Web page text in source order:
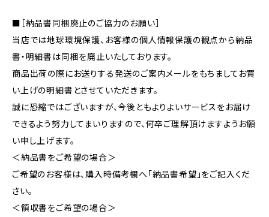
■［納品書同梱廃止のご協力のお願い］
当店では地球環境保護、お客様の個人情報保護の観点から納品
書・明細書は同梱を廃止いたしております。
商品出荷の際にお送りする発送のご案内メールをもちましてお買
い上げの明細書とさせていただきます。
誠に恐縮ではございますが、今後ともよりよいサービスをお届け
できるよう努力してまいりますので、何卒ご理解頂けますようお願
い申し上げます。
＜納品書をご希望の場合＞
ご希望のお客様は、購入時備考欄へ「納品書希望」をご記入くだ
さい。
＜領収書をご希望の場合＞